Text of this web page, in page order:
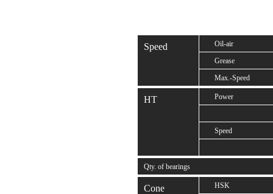
Speed
Oil-air
Grease
Max.-Speed
HT Power
Speed
Qty. of bearings
Cone
HSK